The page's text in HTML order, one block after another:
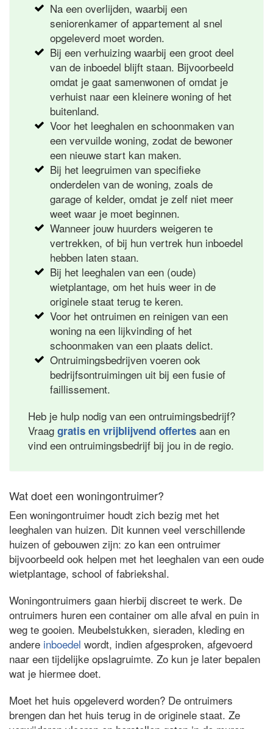
Na een overlijden, waarbij een
seniorenkamer of appartement al snel
opgeleverd moet worden.
Bij een verhuizing waarbij een groot deel
van de inboedel blijft staan. Bijvoorbeeld
omdat je gaat samenwonen of omdat je
verhuist naar een kleinere woning of het
buitenland.
Voor het leeghalen en schoonmaken van
een vervuilde woning, zodat de bewoner
een nieuwe start kan maken.
Bij het leegruimen van specifieke
onderdelen van de woning, zoals de
garage of kelder, omdat je zelf niet meer
weet waar je moet beginnen.
Wanneer jouw huurders weigeren te
vertrekken, of bij hun vertrek hun inboedel
hebben laten staan.
Bij het leeghalen van een (oude)
wietplantage, om het huis weer in de
originele staat terug te keren.
Voor het ontruimen en reinigen van een
woning na een lijkvinding of het
schoonmaken van een plaats delict.
Ontruimingsbedrijven voeren ook
bedrijfsontruimingen uit bij een fusie of
faillissement.
Heb je hulp nodig van een ontruimingsbedrijf?
Vraag gratis en vrijblijvend offertes aan en
vind een ontruimingsbedrijf bij jou in de regio.
Wat doet een woningontruimer?
Een woningontruimer houdt zich bezig met het
leeghalen van huizen. Dit kunnen veel verschillende
huizen of gebouwen zijn: zo kan een ontruimer
bijvoorbeeld ook helpen met het leeghalen van een oude
wietplantage, school of fabriekshal.
Woningontruimers gaan hierbij discreet te werk. De
ontruimers huren een container om alle afval en puin in
weg te gooien. Meubelstukken, sieraden, kleding en
andere inboedel wordt, indien afgesproken, afgevoerd
naar een tijdelijke opslagruimte. Zo kun je later bepalen
wat je hiermee doet.
Moet het huis opgeleverd worden? De ontruimers
brengen dan het huis terug in de originele staat. Ze